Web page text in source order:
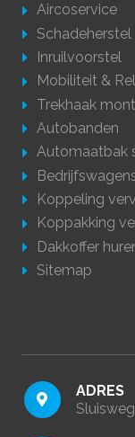
Aircoservice
Schadeherstel
Inruilvoorstel
Mobiliteit &
Trekhaak
Autobanden
Automaatbak
Koppeling
Koppakking
Dakkoffer
Sitemap
ADRES